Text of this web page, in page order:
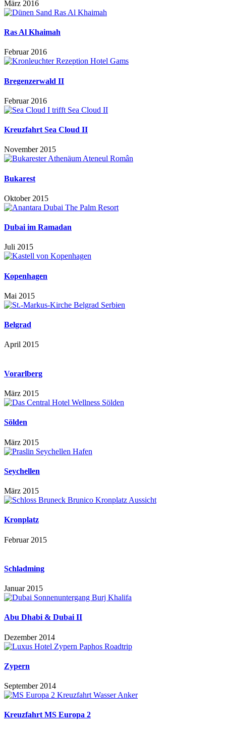
März 2016
Ras Al Khaimah
Februar 2016
Bregenzerwald II
Februar 2016
Kreuzfahrt Sea Cloud II
November 2015
Bukarest
Oktober 2015
Dubai im Ramadan
Juli 2015
Kopenhagen
Mai 2015
Belgrad
April 2015
Vorarlberg
März 2015
Sölden
März 2015
Seychellen
März 2015
Kronplatz
Februar 2015
Schladming
Januar 2015
Abu Dhabi & Dubai II
Dezember 2014
Zypern
September 2014
Kreuzfahrt MS Europa 2